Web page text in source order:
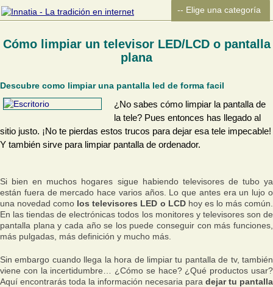
Cómo limpiar un televisor LED/LCD o pantalla
plana
Descubre como limpiar una pantalla led de forma facil
¿No sabes cómo limpiar la pantalla de
la tele? Pues entonces has llegado al
sitio justo. ¡No te pierdas estos trucos para dejar esa tele impecable!
Y también sirve para limpiar pantalla de ordenador.
Si bien en muchos hogares sigue habiendo televisores de tubo ya
están fuera de mercado hace varios años. Lo que antes era un lujo o
una novedad como los televisores LED o LCDhoy es lo más común.
En las tiendas de electrónicas todos los monitores y televisores son de
pantalla plana y cada año se los puede conseguir con más funciones,
más pulgadas, más definición y mucho más.
Sin embargo cuando llega la hora de limpiar tu pantalla de tv, también
viene con la incertidumbre… ¿Cómo se hace? ¿Qué productos usar?
Aquí encontrarás toda la información necesaria para dejar tu pantalla